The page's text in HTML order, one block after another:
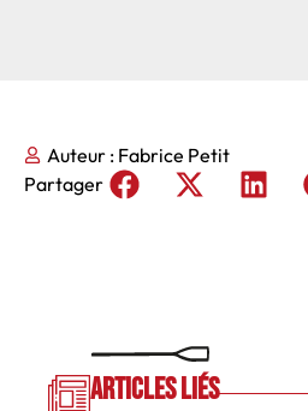
Partager
Auteur : Fabrice Petit
Articles liés